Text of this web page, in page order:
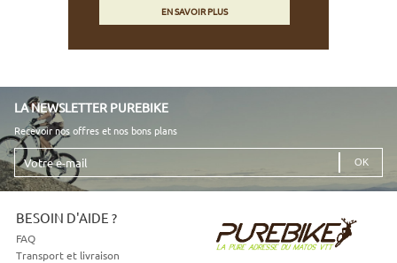
EN SAVOIR PLUS
LA NEWSLETTER PUREBIKE
Recevoir nos offres et nos bons plans
Votre
e-
mail
BESOIN D'AIDE ?
FAQ
Transport et livraison